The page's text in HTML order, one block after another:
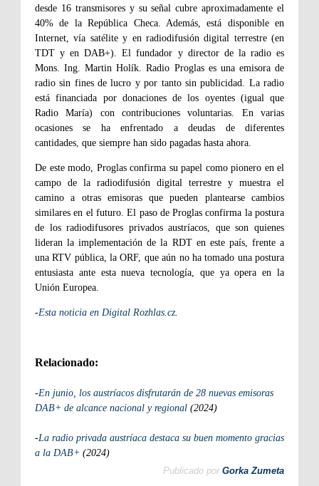
desde 16 transmisores y su señal cubre aproximadamente el
40% de la República Checa. Además, está disponible en
Internet, vía satélite y en radiodifusión digital terrestre (en
TDT y en DAB+). El fundador y director de la radio es
Mons. Ing. Martin Holík. Radio Proglas es una emisora de
radio sin fines de lucro y por tanto sin publicidad. La radio
está financiada por donaciones de los oyentes (igual que
Radio María) con contribuciones voluntarias. En varias
ocasiones se ha enfrentado a deudas de diferentes
cantidades que siempre han sido pagadas hasta ahora.
De este modo, Proglas confirma su papel como pionero en el
campo de la radiodifusión digital terrestre y muestra el
camino a otras emisoras que pueden plantearse cambios
similares en el futuro. El paso de Proglas confirma la postura
de los radiodifusores privados austríacos, que son quienes
lideran la implementación de la RDT en este país, frente a
una RTV pública, la ORF, que aún no ha tomado una postura
entusiasta ante esta nueva tecnología, que ya opera en la
Unión Europea.
-Esta noticia en Digital Rozhlas.cz.
Relacionado:
-En junio, los austríacos disfrutarán de 28 nuevas emisoras
DAB+ de alcance nacional y regional (2024)
-La radio privada austríaca destaca su buen momento gracias
a la DAB+ (2024)
Publicado por Gorka Zumeta